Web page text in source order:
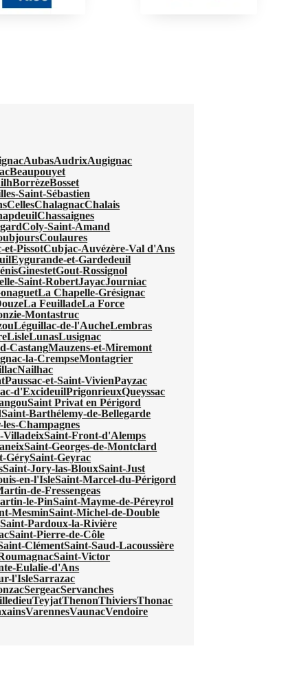
AubasAudrixAugignac
Beaupouyet
BorrèzeBosset
Saint-Sébastien
CellesChalagnacChalais
Chassaignes
Coly-Saint-Amand
Coulaures
et-PissotCubjac-Auvézère-Val d'Ans
Eygurande-et-Gardedeuil
GinestetGout-Rossignol
Saint-RobertJayacJourniac
La Chapelle-Grésignac
La FeuilladeLa Force
Montastruc
Léguillac-de-l'AucheLembras
LisleLunasLusignac
CastangMauzens-et-Miremont
la-CrempseMontagrier
Nailhac
Paussac-et-Saint-VivienPayzac
d'ExcideuilPrigonrieuxQueyssac
Saint Privat en Périgord
Saint-Barthélemy-de-Bellegarde
Champagnes
VilladeixSaint-Front-d'Alemps
Saint-Georges-de-Montclard
GérySaint-Geyrac
Saint-Jory-las-BlouxSaint-Just
en-l'IsleSaint-Marcel-du-Périgord
de-Fressengeas
le-PinSaint-Mayme-de-Péreyrol
MesminSaint-Michel-de-Double
Saint-Pardoux-la-Rivière
Saint-Pierre-de-Côle
ClémentSaint-Saud-Lacoussière
Saint-Victor
Eulalie-d'Ans
l'IsleSarrazac
SergeacServanches
TeyjatThenonThiviersThonac
VarennesVaunacVendoire